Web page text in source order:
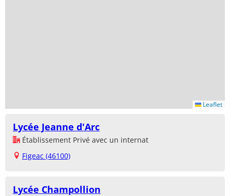
Leaflet
Lycée Jeanne d'Arc
Établissement Privé avec un internat
Figeac (46100)
Lycée Champollion